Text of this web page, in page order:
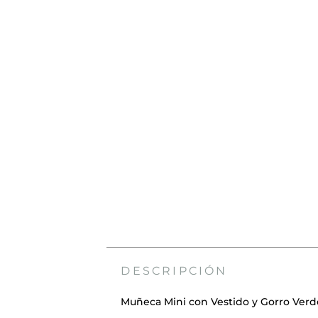
DESCRIPCIÓN
Muñeca Mini con Vestido y Gorro